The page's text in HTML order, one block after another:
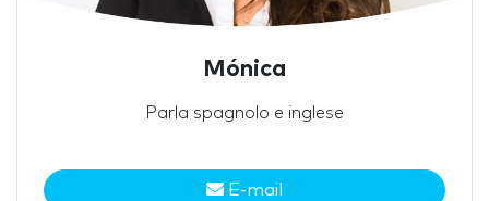
Mónica
Parla spagnolo e inglese
E-mail